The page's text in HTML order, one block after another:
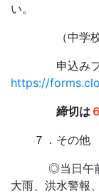
い。
（中学校で取
申込みフ
https://
締切は
７．その他
◎当日午前７
大雨、洪水警報